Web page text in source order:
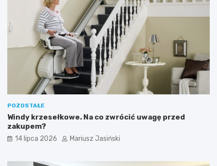
POZOSTAŁE
Windy krzesełkowe. Na co zwrócić uwagę przed
zakupem?
14 lipca 2026 Mariusz Jasiński